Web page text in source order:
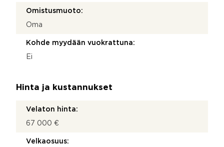
Omistusmuoto:
Oma
Kohde myydään vuokrattuna:
Ei
Hinta ja kustannukset
Velaton hinta:
67 000 €
Velkaosuus: